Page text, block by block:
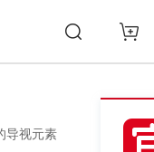
导视元素